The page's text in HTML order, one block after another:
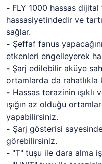
- FLY 1000 hassas
hassasiyetindedir ve
sağlar.
- Şeffaf fanus
etkenleri engelleyerek
- Şarj edilebilir aküye
ortamlarda da rahatlıkla
- Hassas terazinin ışıklı
ışığın az olduğu
yapabilirsiniz.
- Şarj gösterisi
görebilirsiniz.
- "T" tuşu ile dara alma